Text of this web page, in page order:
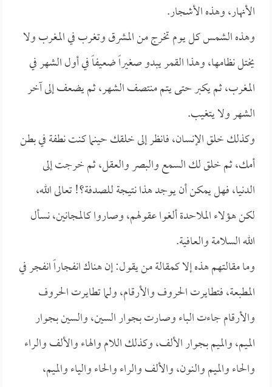
الأنهار، وهذه الأشجار.
وهذه الشمس كل يوم تخرج من المشرق وتغرب في المغرب ولا
يختل نظامها، وهذا القمر يبدو صغيراً ضعيفاً في أول الشهر في
المغرب، ثم يكبر حتى يتم منتصف الشهر، ثم يضعف إلى آخر
الشهر ولا يتغيب.
وكذلك خلق الإنسان، فانظر إلى خلقك حينما كنت نطفة في بطن
أمك، ثم خلق لك السمع والبصر والعقل، ثم خرجت إلى
الدنيا، فهل يمكن أن يوجد هذا نتيجة للصدفة؟! تعالى الله،
لكن هؤلاء الملاحدة ألغوا عقولهم، وصاروا كالمجانين، نسأل
الله السلامة والعافية.
وما مقالتهم هذه إلا كمقالة من يقول: إن هناك انفجاراً انفجر في
المطبعة، فتطايرت الحروف والأرقام، ولما تطايرت الحروف
والأرقام جاءت الباء وصارت بجوار السين، والسين بجوار
الميم، والميم بجوار الألف، وكذلك اللام والهاء والألف والراء
والحاء والميم والنون، والألف والراء والحاء والياء والميم،